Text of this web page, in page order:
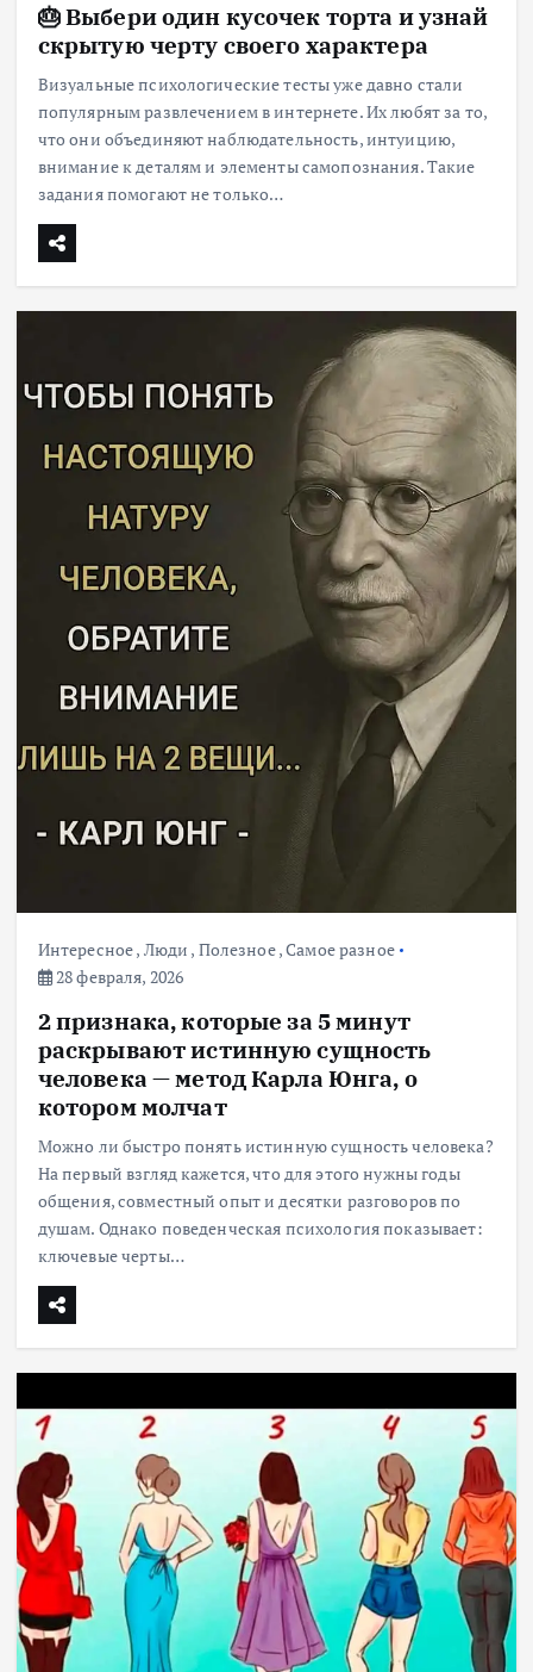
🎂 Выбери один кусочек торта и узнай
скрытую черту своего характера
Визуальные психологические тесты уже давно стали
популярным развлечением в интернете. Их любят за то,
что они объединяют наблюдательность, интуицию,
внимание к деталям и элементы самопознания. Такие
задания помогают не только…
Интересное, Люди , Полезное,Самое разное
28 февраля, 2026
2 признака, которые за 5 минут
раскрывают истинную сущность
человека — метод Карла Юнга, о
котором молчат
Можно ли быстро понять истинную сущность человека?
На первый взгляд кажется, что для этого нужны годы
общения, совместный опыт и десятки разговоров по
душам. Однако поведенческая психология показывает:
ключевые черты…